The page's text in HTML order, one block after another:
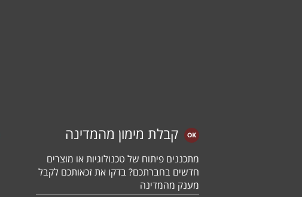
קבלת מימון מהמדינה
מתכננים פיתוח של טכנולוגיות או מוצרים
חדשים בחברתכם? בדקו את זכאותכם לקבל
מענק מהמדינה